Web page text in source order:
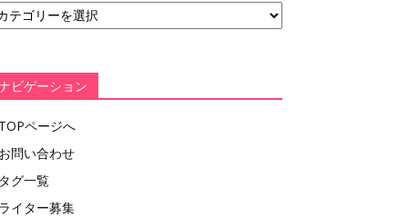
ビゲーション
TOPページへ
お問い合わせ
タグ一覧
ライター募集